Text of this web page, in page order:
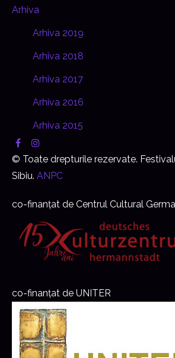
Arhiva
Arhiva 2019
Arhiva 2018
Arhiva 2017
Arhiva 2016
Arhiva 2015
© Toate drepturile rezervate.
Sibiu. ANPC
co-finanțat de Centrul Cultural
co-finanțat de UNITER